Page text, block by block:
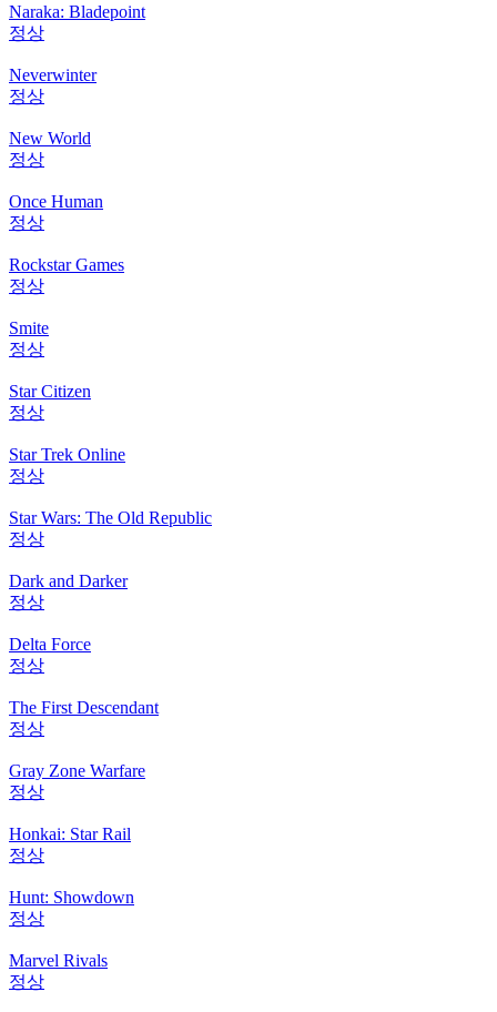
Naraka: Bladepoint
정상
Neverwinter
정상
New World
정상
Once Human
정상
Rockstar Games
정상
Smite
정상
Star Citizen
정상
Star Trek Online
정상
Star Wars: The Old Republic
정상
Dark and Darker
정상
Delta Force
정상
The First Descendant
정상
Gray Zone Warfare
정상
Honkai: Star Rail
정상
Hunt: Showdown
정상
Marvel Rivals
정상